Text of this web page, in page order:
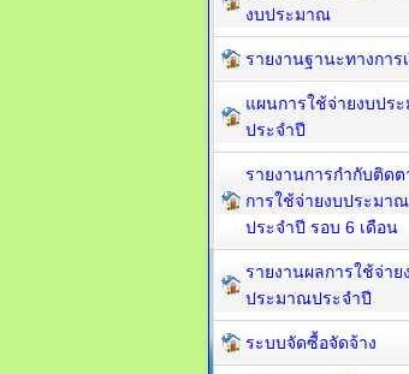
งบประมาณ
รายงานฐานะทางการ
แผนการใช้จ่ายงบปร
ประจำปี
รายงานการกำกับติดต
การใช้จ่ายงบประมาณ
ประจำปี รอบ 6 เดือน
รายงานผลการใช้จ่าย
ประมาณประจำปี
ระบบจัดซื้อจัดจ้าง